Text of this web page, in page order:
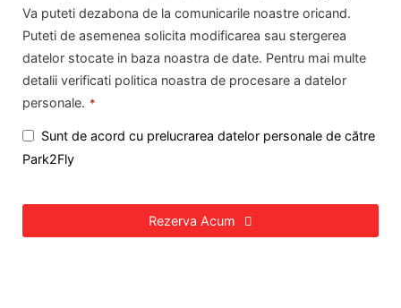
Va puteti dezabona de la comunicarile noastre oricand.
Puteti de asemenea solicita modificarea sau stergerea
datelor stocate in baza noastra de date. Pentru mai multe
detalii verificati politica noastra de procesare a datelor
personale. *
Sunt de acord cu prelucrarea datelor personale de către
Park2Fly
Rezerva Acum